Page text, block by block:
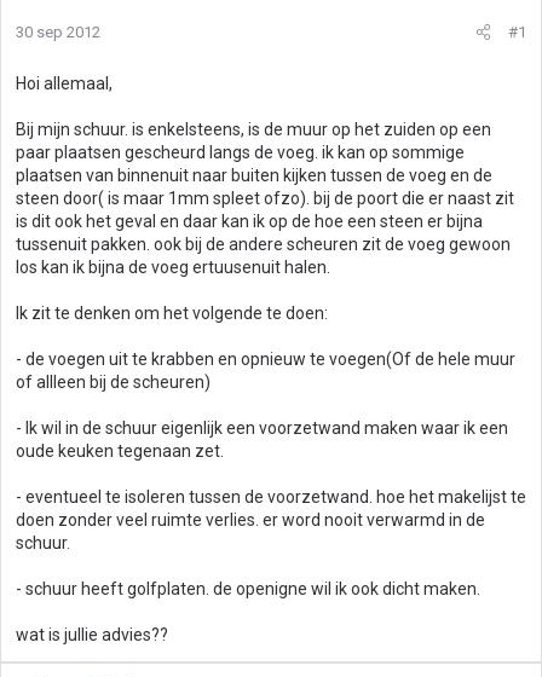
30 sep 2012 #1
Hoi allemaal,
Bij mijn schuur. is enkelsteens, is de muur op het zuiden op een
paar plaatsen gescheurd langs de voeg. ik kan op sommige
plaatsen van binnenuit naar buiten kijken tussen de voeg en de
steen door( is maar 1mm spleet ofzo). bij de poort die er naast zit
is dit ook het geval en daar kan ik op de hoe een steen er bijna
tussenuit pakken. ook bij de andere scheuren zit de voeg gewoon
los kan ik bijna de voeg ertuusenuit halen.
Ik zit te denken om het volgende te doen:
- de voegen uit te krabben en opnieuw te voegen(Of de hele muur
of allleen bij de scheuren)
- Ik wil in de schuur eigenlijk een voorzetwand maken waar ik een
oude keuken tegenaan zet.
- eventueel te isoleren tussen de voorzetwand. hoe het makelijst te
doen zonder veel ruimte verlies. er word nooit verwarmd in de
schuur.
- schuur heeft golfplaten. de openigne wil ik ook dicht maken.
wat is jullie advies??